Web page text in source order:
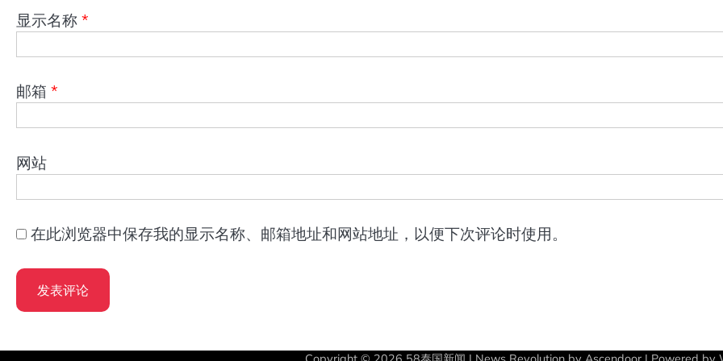
显示名称 *
邮箱 *
网站
在此浏览器中保存我的显示名称、邮箱地址和网站地址，以便下次评论时使用。